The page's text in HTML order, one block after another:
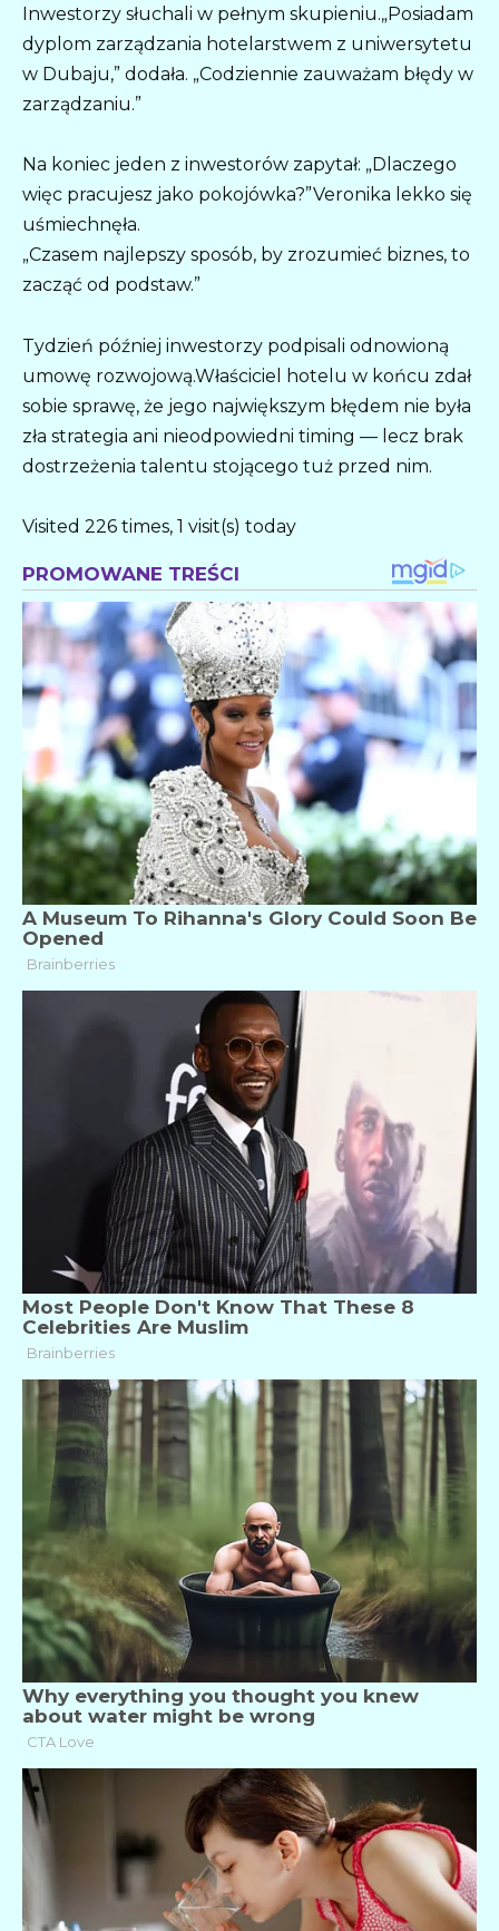
Inwestorzy słuchali w pełnym skupieniu.„Posiadam
dyplom zarządzania hotelarstwem z uniwersytetu
w Dubaju,” dodała. „Codziennie zauważam błędy w
zarządzaniu.”
Na koniec jeden z inwestorów zapytał: „Dlaczego
więc pracujesz jako pokojówka?”Veronika lekko się
uśmiechnęła.
„Czasem najlepszy sposób, by zrozumieć biznes, to
zacząć od podstaw.”
Tydzień później inwestorzy podpisali odnowioną
umowę rozwojową.Właściciel hotelu w końcu zdał
sobie sprawę, że jego największym błędem nie była
zła strategia ani nieodpowiedni timing — lecz brak
dostrzeżenia talentu stojącego tuż przed nim.
Visited 226 times, 1 visit(s) today